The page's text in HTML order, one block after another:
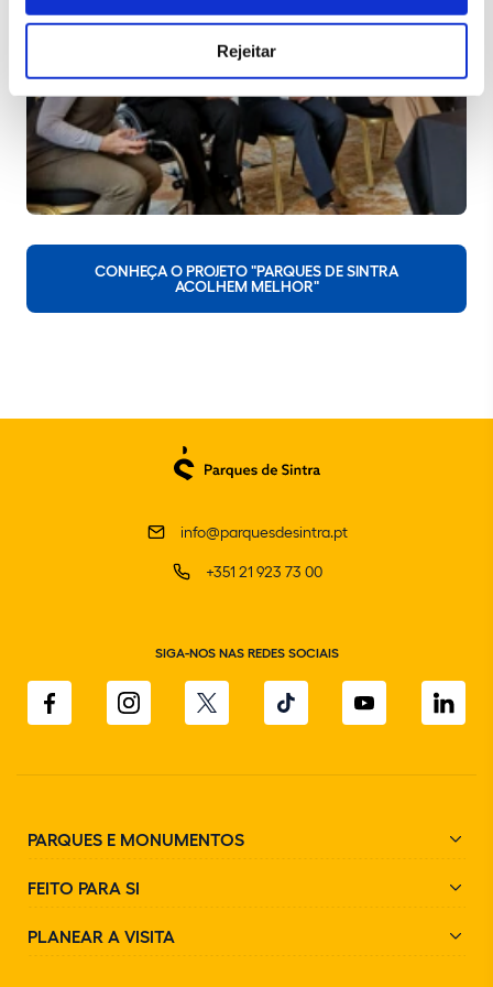
Rejeitar
CONHEÇA O PROJETO "PARQUES DE SINTRA
ACOLHEM MELHOR"
info@parquesdesintra.pt
+351 21 923 73 00
SIGA-NOS NAS REDES SOCIAIS
PARQUES E MONUMENTOS
FEITO PARA SI
PLANEAR A VISITA